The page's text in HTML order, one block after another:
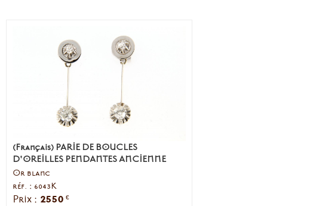
(Français) PARIE DE BOUCLES
D'OREILLES PENDANTES ANCIENNE
Or blanc
réf. : 6043K
Prix : 2550 €